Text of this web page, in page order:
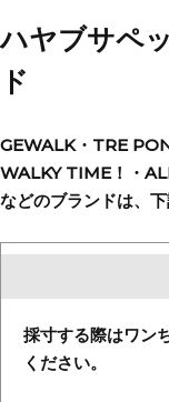
ハヤブサペ
ド
GEWALK・TRE
WALKY TIME！・
などのブランドは、
採寸する際はワン
ください。